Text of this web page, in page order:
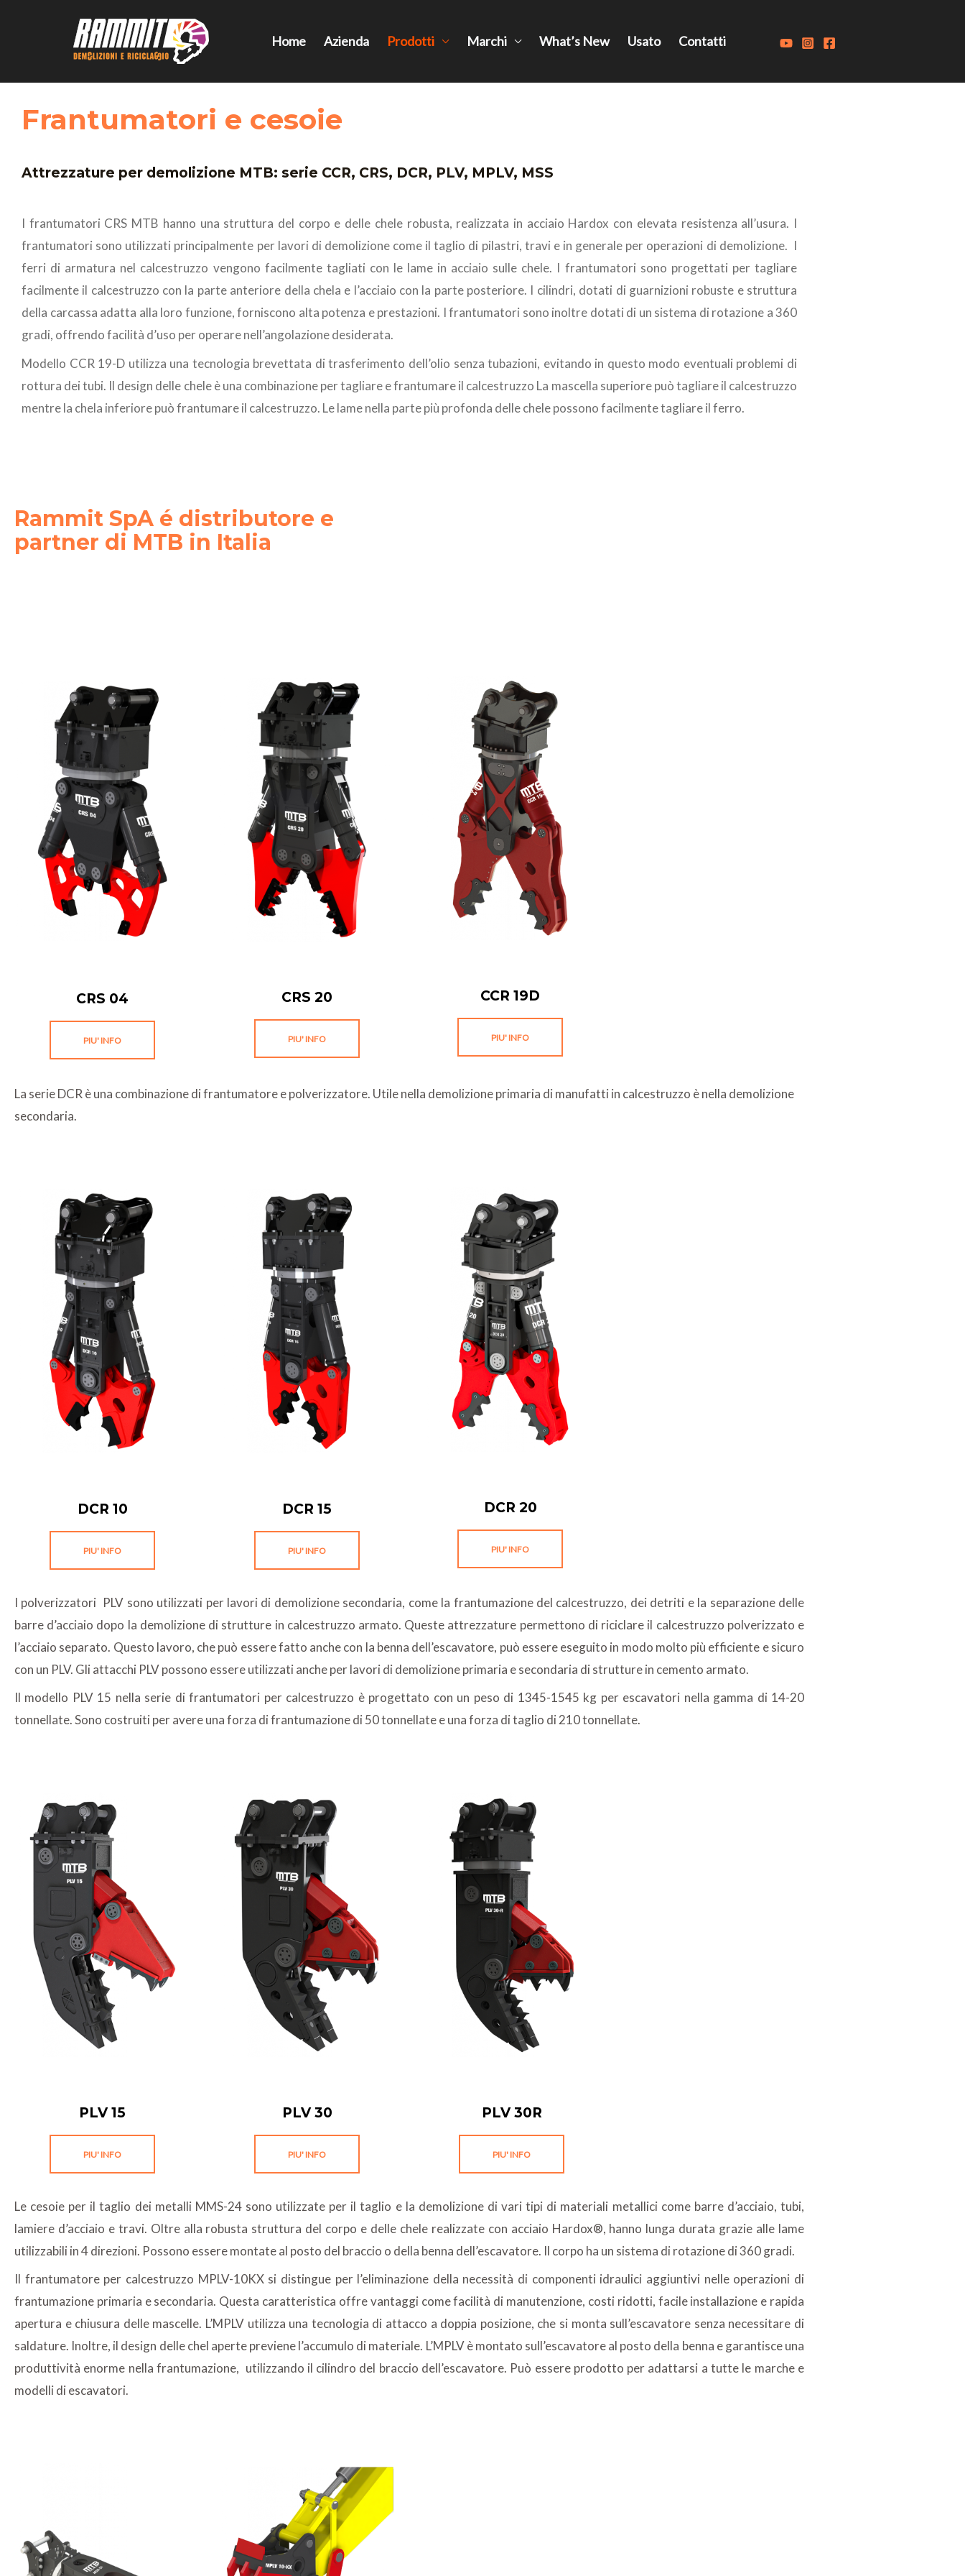
Home Azienda Prodotti Marchi What’s New Usato Contatti
Frantumatori e cesoie
Attrezzature per demolizione MTB: serie CCR, CRS, DCR, PLV, MPLV, MSS
I frantumatori CRS MTB hanno una struttura del corpo e delle chele robusta, realizzata in acciaio Hardox con elevata resistenza all’usura. I
frantumatori sono utilizzati principalmente per lavori di demolizione come il taglio di pilastri, travi e in generale per operazioni di demolizione. I
ferri di armatura nel calcestruzzo vengono facilmente tagliati con le lame in acciaio sulle chele. I frantumatori sono progettati per tagliare
facilmente il calcestruzzo con la parte anteriore della chela e l’acciaio con la parte posteriore. I cilindri, dotati di guarnizioni robuste e struttura
della carcassa adatta alla loro funzione, forniscono alta potenza e prestazioni. I frantumatori sono inoltre dotati di un sistema di rotazione a 360
gradi, offrendo facilità d’uso per operare nell’angolazione desiderata.
Modello CCR 19-D utilizza una tecnologia brevettata di trasferimento dell’olio senza tubazioni, evitando in questo modo eventuali problemi di
rottura dei tubi. Il design delle chele è una combinazione per tagliare e frantumare il calcestruzzo La mascella superiore può tagliare il calcestruzzo
mentre la chela inferiore può frantumare il calcestruzzo. Le lame nella parte più profonda delle chele possono facilmente tagliare il ferro.
Rammit SpA é distributore e
partner di MTB in Italia
CRS 04
PIU' INFO
CRS 20
PIU' INFO
CCR 19D
PIU' INFO
La serie DCR è una combinazione di frantumatore e polverizzatore. Utile nella demolizione primaria di manufatti in calcestruzzo è nella demolizione
secondaria.
DCR 10
PIU' INFO
DCR 15
PIU' INFO
DCR 20
PIU' INFO
I polverizzatori PLV sono utilizzati per lavori di demolizione secondaria, come la frantumazione del calcestruzzo, dei detriti e la separazione delle
barre d’acciaio dopo la demolizione di strutture in calcestruzzo armato. Queste attrezzature permettono di riciclare il calcestruzzo polverizzato e
l’acciaio separato. Questo lavoro, che può essere fatto anche con la benna dell’escavatore, può essere eseguito in modo molto più efficiente e sicuro
con un PLV. Gli attacchi PLV possono essere utilizzati anche per lavori di demolizione primaria e secondaria di strutture in cemento armato.
Il modello PLV 15 nella serie di frantumatori per calcestruzzo è progettato con un peso di 1345-1545 kg per escavatori nella gamma di 14-20
tonnellate. Sono costruiti per avere una forza di frantumazione di 50 tonnellate e una forza di taglio di 210 tonnellate.
PLV 15
PIU' INFO
PLV 30
PIU' INFO
PLV 30R
PIU' INFO
Le cesoie per il taglio dei metalli MMS-24 sono utilizzate per il taglio e la demolizione di vari tipi di materiali metallici come barre d’acciaio, tubi,
lamiere d’acciaio e travi. Oltre alla robusta struttura del corpo e delle chele realizzate con acciaio Hardox®, hanno lunga durata grazie alle lame
utilizzabili in 4 direzioni. Possono essere montate al posto del braccio o della benna dell’escavatore. Il corpo ha un sistema di rotazione di 360 gradi.
Il frantumatore per calcestruzzo MPLV-10KX si distingue per l’eliminazione della necessità di componenti idraulici aggiuntivi nelle operazioni di
frantumazione primaria e secondaria. Questa caratteristica offre vantaggi come facilità di manutenzione, costi ridotti, facile installazione e rapida
apertura e chiusura delle mascelle. L’MPLV utilizza una tecnologia di attacco a doppia posizione, che si monta sull’escavatore senza necessitare di
saldature. Inoltre, il design delle chel aperte previene l’accumulo di materiale. L’MPLV è montato sull’escavatore al posto della benna e garantisce una
produttività enorme nella frantumazione, utilizzando il cilindro del braccio dell’escavatore. Può essere prodotto per adattarsi a tutte le marche e
modelli di escavatori.